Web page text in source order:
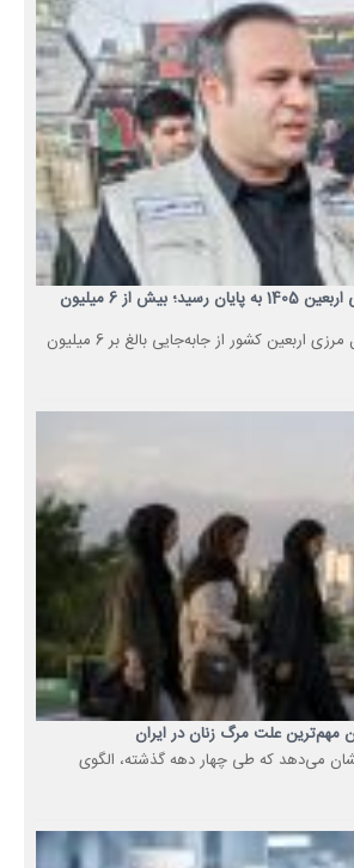
خدمت‌رسانی حمل‌ونقلی اربعین 1405 به پایان رسید؛ بیش از 6 میلیون
مسئول قرارگاه حمل‌ونقل مرزی اربعین کشور از جابه‌جایی بالغ بر 6 میلیون
مهم‌ترین علت مرگ زنان در ایران
می‌دهد که طی چهار دهه گذشته، الگوی